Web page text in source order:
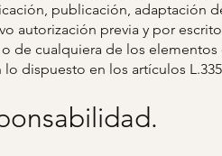
publicación, adaptación
autorización previa y por
de cualquiera de los
dispuesto en los artículos